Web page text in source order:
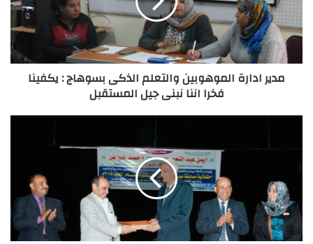
مدير ادارة الموهوبين والتعلم الذكى بسوهاج : يكفينا
فخرا اننا نبنى جيل المستقبل